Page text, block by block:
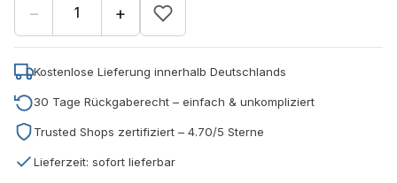
− +
Kostenlose Lieferung innerhalb Deutschlands
30 Tage Rückgaberecht – einfach & unkompliziert
Trusted Shops zertifiziert – 4.70/5 Sterne
Lieferzeit: sofort lieferbar